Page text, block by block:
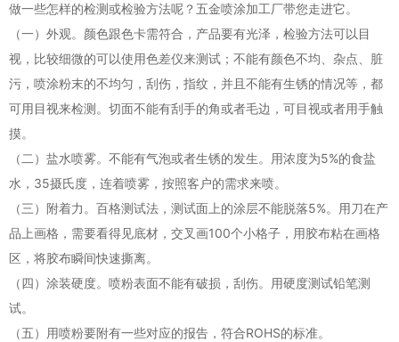
做一些怎样的检测或检验方法呢？五金喷涂加工厂带您走进它。
（一）外观。颜色跟色卡需符合，产品要有光泽，检验方法可以目
视，比较细微的可以使用色差仪来测试；不能有颜色不均、杂点、脏
污，喷涂粉末的不均匀，刮伤，指纹，并且不能有生锈的情况等，都
可用目视来检测。切面不能有刮手的角或者毛边，可目视或者用手触
摸。
（二）盐水喷雾。不能有气泡或者生锈的发生。用浓度为5%的食盐
水，35摄氏度，连着喷雾，按照客户的需求来喷。
（三）附着力。百格测试法，测试面上的涂层不能脱落5%。用刀在产
品上画格，需要看得见底材，交叉画100个小格子，用胶布粘在画格
区，将胶布瞬间快速撕离。
（四）涂装硬度。喷粉表面不能有破损，刮伤。用硬度测试铅笔测
试。
（五）用喷粉要附有一些对应的报告，符合ROHS的标准。